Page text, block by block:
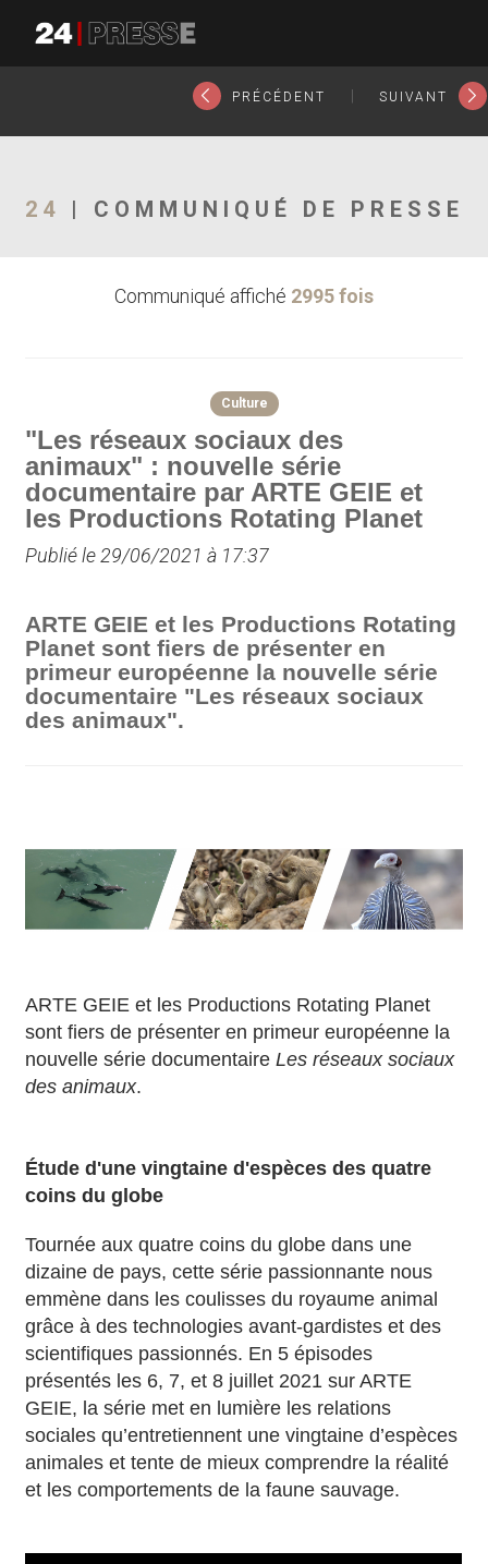
Communiqués de
PRÉCÉDENT SUIVANT
24 | COMMUNIQUÉ DE PRESSE
Communiqué affiché 2995 fois
Culture
"Les réseaux sociaux des
animaux" : nouvelle série
documentaire par ARTE GEIE et
les Productions Rotating Planet
Publié le 29/06/2021 à 17:37
ARTE GEIE et les Productions Rotating
Planet sont fiers de présenter en
primeur européenne la nouvelle série
documentaire "Les réseaux sociaux
des animaux".
ARTE GEIE et les Productions Rotating Planet
sont fiers de présenter en primeur européenne la
nouvelle série documentaireLes réseaux sociaux
des animaux.
Étude d'une vingtaine d'espèces des quatre
coins du globe
Tournée aux quatre coins du globe dans une
dizaine de pays, cette série passionnante nous
emmène dans les coulisses du royaume animal
grâce à des technologies avant-gardistes et des
scientifiques passionnés. En 5 épisodes
présentés les 6, 7, et 8 juillet 2021 sur ARTE
GEIE, la série met en lumière les relations
sociales qu’entretiennent une vingtaine d’espèces
animales et tente de mieux comprendre la réalité
et les comportements de la faune sauvage.